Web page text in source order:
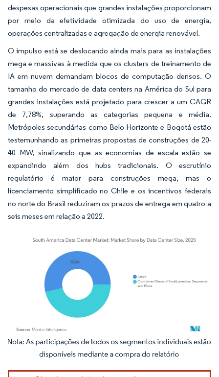
despesas operacionais que grandes instalações proporcionam
por meio da efetividade otimizada do uso de energia,
operações centralizadas e agregação de energia renovável.
O impulso está se deslocando ainda mais para as instalações
mega e massivas à medida que os clusters de treinamento de
IA em nuvem demandam blocos de computação densos. O
tamanho do mercado de data centers na América do Sul para
grandes instalações está projetado para crescer a um CAGR
de 7,78%, superando as categorias pequena e média.
Metrópoles secundárias como Belo Horizonte e Bogotá estão
testemunhando as primeiras propostas de construções de 20-
40 MW, sinalizando que as economias de escala estão se
expandindo além dos hubs tradicionais. O escrutínio
regulatório é maior para construções mega, mas o
licenciamento simplificado no Chile e os incentivos federais
no norte do Brasil reduziram os prazos de entrega em quatro a
seis meses em relação a 2022.
Imagem © Mordor Intelligence. O reuso requer atribuição conforme CC BY 4.0.